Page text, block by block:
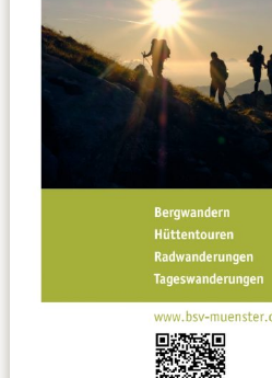
Datenschutzerklärung
übergeordnete Verbände